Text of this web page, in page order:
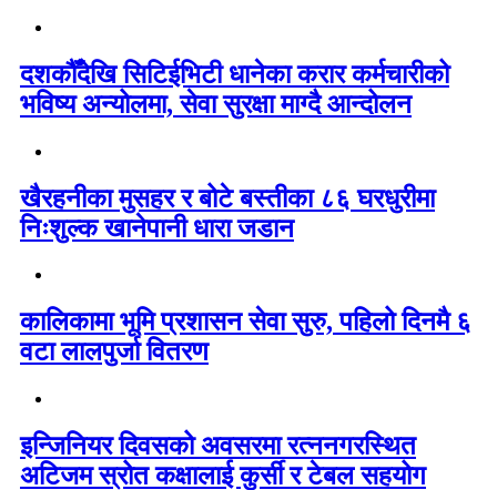
दशकौँदेखि सिटिईभिटी धानेका करार कर्मचारीको
भविष्य अन्योलमा, सेवा सुरक्षा माग्दै आन्दोलन
खैरहनीका मुसहर र बोटे बस्तीका ८६ घरधुरीमा
निःशुल्क खानेपानी धारा जडान
कालिकामा भूमि प्रशासन सेवा सुरु, पहिलो दिनमै ६
वटा लालपुर्जा वितरण
इन्जिनियर दिवसको अवसरमा रत्ननगरस्थित
अटिजम स्रोत कक्षालाई कुर्सी र टेबल सहयोग